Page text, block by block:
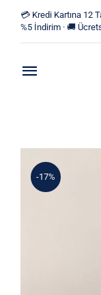
content
💳 Kredi Kartına 12
%5 İndirim · 🚚
Toggle
Mağaza
Yeni Ürünler
-17%